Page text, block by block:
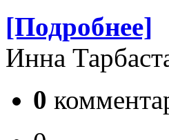
[Подробнее]
Инна
0